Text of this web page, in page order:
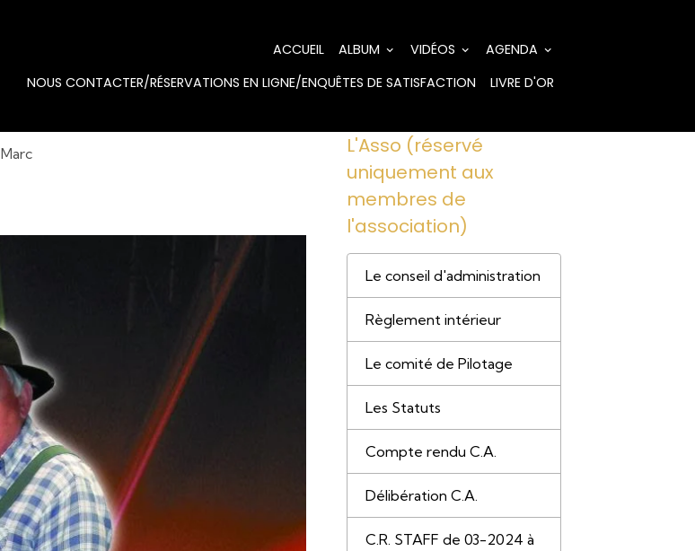
ACCUEIL ALBUM VIDÉOS
AGENDA
NOUS CONTACTER/RÉSERVATIONS EN LIGNE/ENQUÊTES DE SATISFACTION
LIVRE D'OR
Marc
L'Asso (réservé
uniquement aux
membres de
l'association)
Le conseil d'administration
Règlement intérieur
Le comité de Pilotage
Les Statuts
Compte rendu C.A.
Délibération C.A.
C.R. STAFF de 03-2024 à